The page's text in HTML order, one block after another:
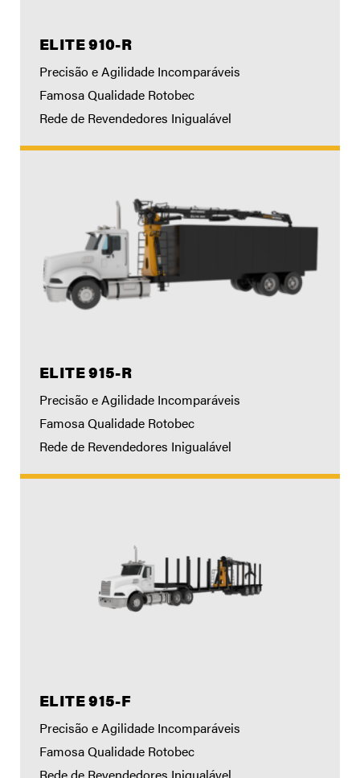
ELITE 910-R
Precisão e Agilidade Incomparáveis
Famosa Qualidade Rotobec
Rede de Revendedores Inigualável
ELITE 915-R
Precisão e Agilidade Incomparáveis
Famosa Qualidade Rotobec
Rede de Revendedores Inigualável
ELITE 915-F
Precisão e Agilidade Incomparáveis
Famosa Qualidade Rotobec